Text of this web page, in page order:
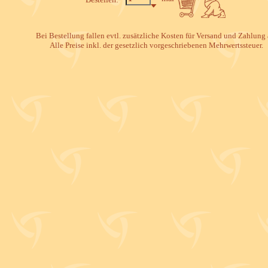
Bei Bestellung fallen evtl. zusätzliche Kosten für Versand und Zahlung
Alle Preise inkl. der gesetzlich vorgeschriebenen Mehrwertssteuer.